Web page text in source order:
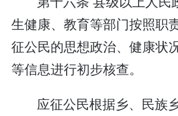
生健康、教育等部门按照职
征公民的思想政治、健康状
等信息进行初步核查。
应征公民根据乡、民族